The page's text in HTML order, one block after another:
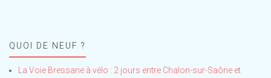
QUOI DE NEUF ?
La Voie Bressane à vélo : 2 jours entre Chalon-sur-Saône et